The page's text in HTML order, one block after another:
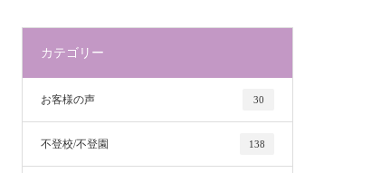
カテゴリー
お客様の声 30
不登校/不登園 138